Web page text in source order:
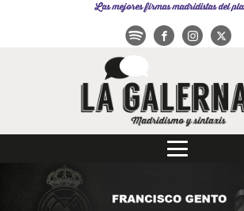
Las mejores firmas madridistas del